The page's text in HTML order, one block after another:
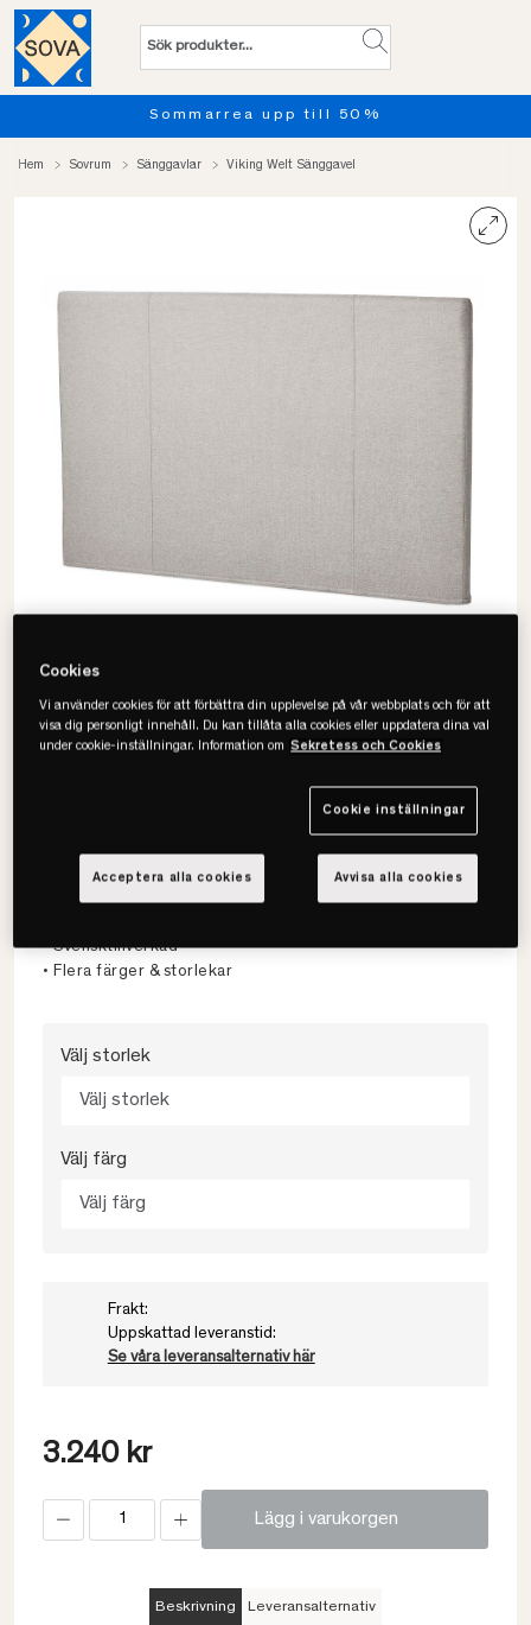
Provsov upp till
Hem Sovrum Sänggavlar Viking Welt Sänggavel
Viking
Welt Sänggavel
• Svensktillverkad
• Flera färger & storlekar
Välj storlek
Välj storlek
Välj färg
Välj färg
Frakt:
Uppskattad leveranstid:
Se våra leveransalternativ här
3.240 kr
Lägg i varukorgen
Beskrivning Leveransalternativ
Cookies
Vi använder cookies för att förbättra din upplevelse på vår webbplats och för att
visa dig personligt innehåll. Du kan tillåta alla cookies eller uppdatera dina val
under cookie-inställningar. Information om Sekretess och Cookies
Cookie inställningar
Avvisa alla cookies
Acceptera alla cookies